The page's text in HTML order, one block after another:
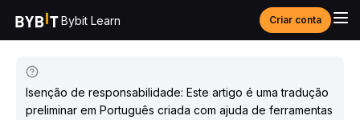
Bybit Learn Criar conta
Isenção de responsabilidade: Este artigo é uma tradução
preliminar em Português criada com ajuda de ferramentas